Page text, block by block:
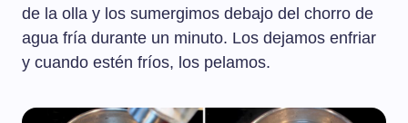
de la olla y los sumergimos debajo del chorro de
agua fría durante un minuto. Los dejamos enfriar
y cuando estén fríos, los pelamos.